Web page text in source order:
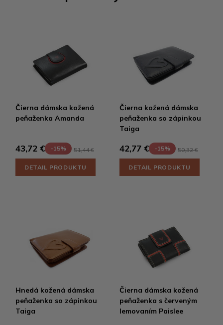
Čierna dámska kožená
peňaženka Amanda
43,72 € -15% 51,44 €
DETAIL PRODUKTU
Čierna kožená dámska
peňaženka so zápinkou
Taiga
42,77 € -15% 50,32 €
DETAIL PRODUKTU
Hnedá kožená dámska
peňaženka so zápinkou
Taiga
Čierna dámska kožená
peňaženka s červeným
lemovaním Paislee